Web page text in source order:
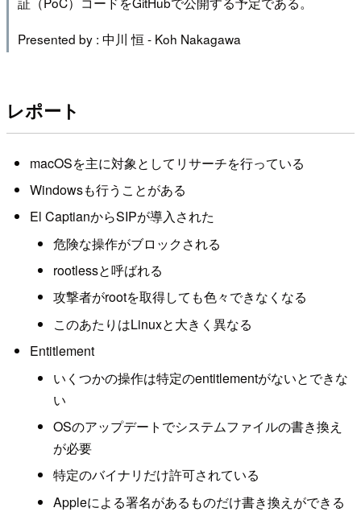
Presented by : 中川 恒 - Koh Nakagawa
レポート
macOSを主に対象としてリサーチを行っている
Windowsも行うことがある
El CaptianからSIPが導入された
危険な操作がブロックされる
rootlessと呼ばれる
攻撃者がrootを取得しても色々できなくなる
このあたりはLinuxと大きく異なる
Entitlement
いくつかの操作は特定のentitlementがないとできな
い
OSのアップデートでシステムファイルの書き換え
が必要
特定のバイナリだけ許可されている
Appleによる署名があるものだけ書き換えができる